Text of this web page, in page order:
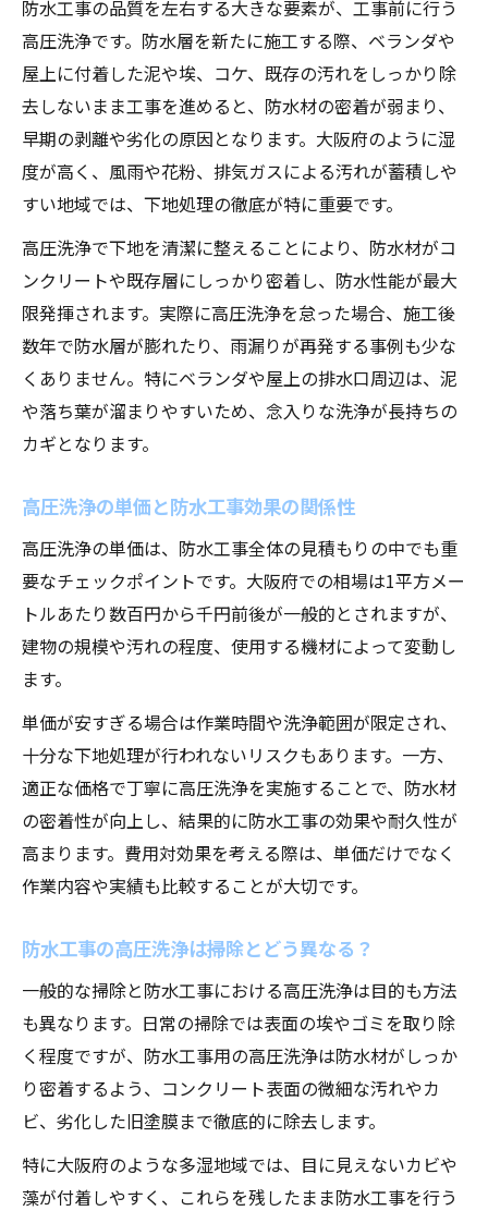
防水工事の品質を左右する大きな要素が、工事前に行う
高圧洗浄です。防水層を新たに施工する際、ベランダや
屋上に付着した泥や埃、コケ、既存の汚れをしっかり除
去しないまま工事を進めると、防水材の密着が弱まり、
早期の剥離や劣化の原因となります。大阪府のように湿
度が高く、風雨や花粉、排気ガスによる汚れが蓄積しや
すい地域では、下地処理の徹底が特に重要です。
高圧洗浄で下地を清潔に整えることにより、防水材がコ
ンクリートや既存層にしっかり密着し、防水性能が最大
限発揮されます。実際に高圧洗浄を怠った場合、施工後
数年で防水層が膨れたり、雨漏りが再発する事例も少な
くありません。特にベランダや屋上の排水口周辺は、泥
や落ち葉が溜まりやすいため、念入りな洗浄が長持ちの
カギとなります。
高圧洗浄の単価と防水工事効果の関係性
高圧洗浄の単価は、防水工事全体の見積もりの中でも重
要なチェックポイントです。大阪府での相場は1平方メー
トルあたり数百円から千円前後が一般的とされますが、
建物の規模や汚れの程度、使用する機材によって変動し
ます。
単価が安すぎる場合は作業時間や洗浄範囲が限定され、
十分な下地処理が行われないリスクもあります。一方、
適正な価格で丁寧に高圧洗浄を実施することで、防水材
の密着性が向上し、結果的に防水工事の効果や耐久性が
高まります。費用対効果を考える際は、単価だけでなく
作業内容や実績も比較することが大切です。
防水工事の高圧洗浄は掃除とどう異なる？
一般的な掃除と防水工事における高圧洗浄は目的も方法
も異なります。日常の掃除では表面の埃やゴミを取り除
く程度ですが、防水工事用の高圧洗浄は防水材がしっか
り密着するよう、コンクリート表面の微細な汚れやカ
ビ、劣化した旧塗膜まで徹底的に除去します。
特に大阪府のような多湿地域では、目に見えないカビや
藻が付着しやすく、これらを残したまま防水工事を行う